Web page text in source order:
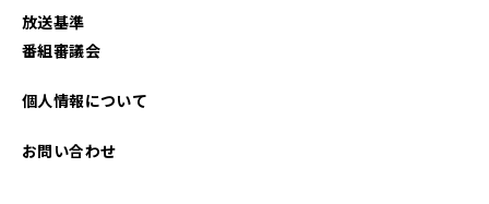
2025年07月
放送基準
番組審議会
個人情報について
お問い合わせ